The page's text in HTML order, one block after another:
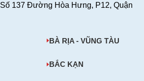
Số 137 Đường Hòa Hưng, P12, Quận
BÀ RỊA - VŨNG TÀU
BẮC KẠN